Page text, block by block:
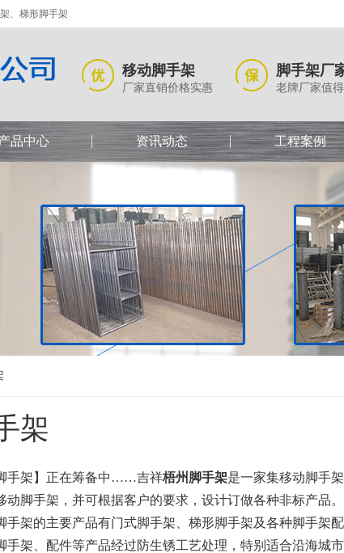
、梯形脚手架
移动脚手架
厂家直销价格实惠
脚手架厂
老牌厂家值
品中心 资讯动态 工程案例
架
手架】正在筹备中……吉祥梧州脚手架是一家集移动脚手
动脚手架，并可根据客户的要求，设计订做各种非标产品
手架的主要产品有门式脚手架、梯形脚手架及各种脚手架
手架、配件等产品经过防生锈工艺处理，特别适合沿海城市